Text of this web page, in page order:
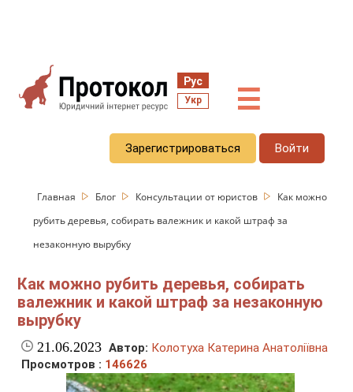
Рус
Укр ☰
Зарегистрироваться Войти
Главная Блог Консультации от юристов
Как можно
рубить деревья, собирать валежник и какой штраф за
незаконную вырубку
Как можно рубить деревья, собирать
валежник и какой штраф за незаконную
вырубку
21.06.2023 Автор: Колотуха Катерина Анатоліївна
Просмотров : 146626